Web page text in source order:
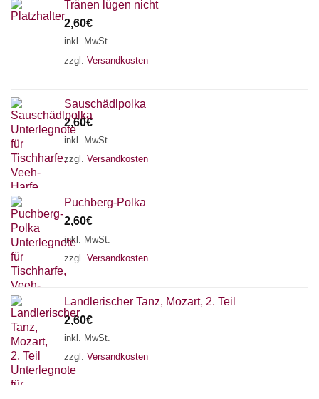
Tränen lügen nicht
2,60€
inkl. MwSt.
zzgl. Versandkosten
Sauschädlpolka
2,60€
inkl. MwSt.
zzgl. Versandkosten
Puchberg-Polka
2,60€
inkl. MwSt.
zzgl. Versandkosten
Landlerischer Tanz, Mozart, 2. Teil
2,60€
inkl. MwSt.
zzgl. Versandkosten